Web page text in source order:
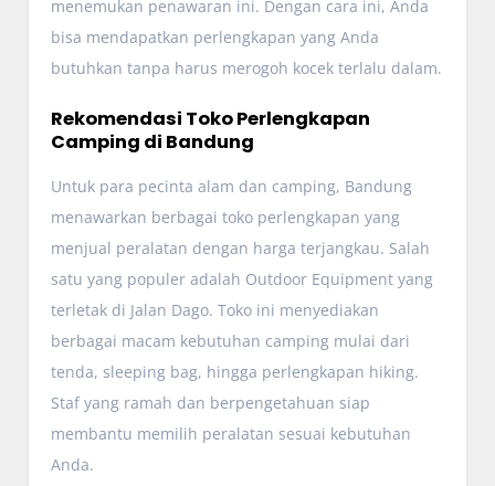
menemukan penawaran ini. Dengan cara ini, Anda
bisa mendapatkan perlengkapan yang Anda
butuhkan tanpa harus merogoh kocek terlalu dalam.
Rekomendasi Toko Perlengkapan
Camping di Bandung
Untuk para pecinta alam dan camping, Bandung
menawarkan berbagai toko perlengkapan yang
menjual peralatan dengan harga terjangkau. Salah
satu yang populer adalah Outdoor Equipment yang
terletak di Jalan Dago. Toko ini menyediakan
berbagai macam kebutuhan camping mulai dari
tenda, sleeping bag, hingga perlengkapan hiking.
Staf yang ramah dan berpengetahuan siap
membantu memilih peralatan sesuai kebutuhan
Anda.